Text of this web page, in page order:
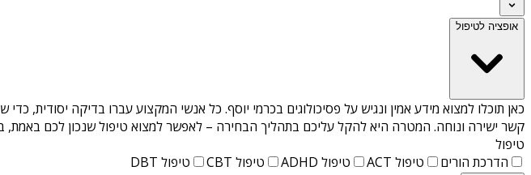
אופציה לטיפול
כאן תוכלו למצוא מידע אמין ונגיש על פסיכולוגים בכרמי יוסף. כל אנשי המקצוע עברו בדיקה יסודית, כדי
קשר ישירה ונוחה. המטרה היא להקל עליכם בתהליך הבחירה – לאפשר למצוא טיפול שנכון לכם באמת,
טיפול
הדרכת הורים
טיפול ACT טיפול ADHD טיפול CBT טיפול DBT